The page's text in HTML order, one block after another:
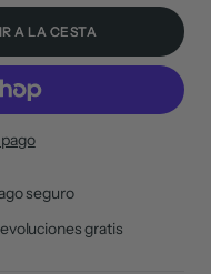
A LA CESTA
seguro
gratis